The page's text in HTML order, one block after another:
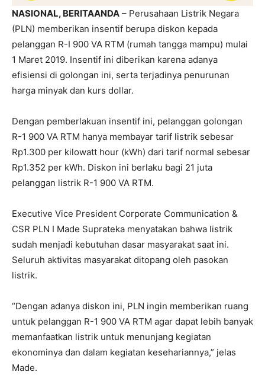
NASIONAL, BERITAANDA – Perusahaan Listrik Negara
(PLN) memberikan insentif berupa diskon kepada
pelanggan R-I 900 VA RTM (rumah tangga mampu) mulai
1 Maret 2019. Insentif ini diberikan karena adanya
efisiensi di golongan ini, serta terjadinya penurunan
harga minyak dan kurs dollar.
Dengan pemberlakuan insentif ini, pelanggan golongan
R-1 900 VA RTM hanya membayar tarif listrik sebesar
Rp1.300 per kilowatt hour (kWh) dari tarif normal sebesar
Rp1.352 per kWh. Diskon ini berlaku bagi 21 juta
pelanggan listrik R-1 900 VA RTM.
Executive Vice President Corporate Communication &
CSR PLN I Made Suprateka menyatakan bahwa listrik
sudah menjadi kebutuhan dasar masyarakat saat ini.
Seluruh aktivitas masyarakat ditopang oleh pasokan
listrik.
“Dengan adanya diskon ini, PLN ingin memberikan ruang
untuk pelanggan R-1 900 VA RTM agar dapat lebih banyak
memanfaatkan listrik untuk menunjang kegiatan
ekonominya dan dalam kegiatan kesehariannya,” jelas
Made.